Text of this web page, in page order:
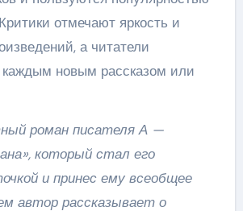
отмечают яркость и
а читатели
новым рассказом или
роман писателя А —
который стал его
и принес ему всеобщее
автор рассказывает о